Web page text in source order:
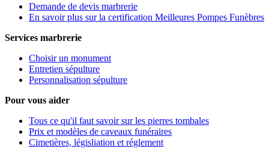
Demande de devis marbrerie
En savoir plus sur la certification Meilleures Pompes Funèbres
Services marbrerie
Choisir un monument
Entretien sépulture
Personnalisation sépulture
Pour vous aider
Tous ce qu'il faut savoir sur les pierres tombales
Prix et modèles de caveaux funéraires
Cimetières, législiation et réglement